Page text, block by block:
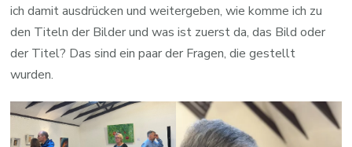
ich damit ausdrücken und weitergeben, wie komme ich zu
den Titeln der Bilder und was ist zuerst da, das Bild oder
der Titel? Das sind ein paar der Fragen, die gestellt
wurden.